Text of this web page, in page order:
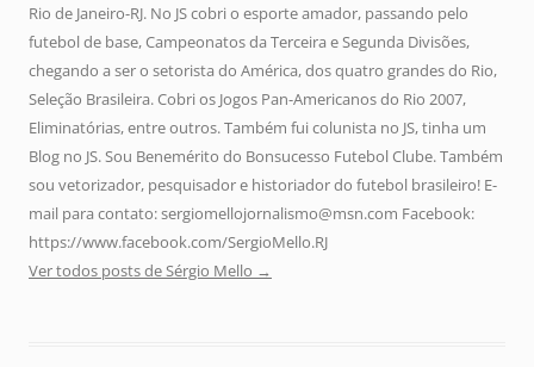
Rio de Janeiro-RJ. No JS cobri o esporte amador, passando pelo
futebol de base, Campeonatos da Terceira e Segunda Divisões,
chegando a ser o setorista do América, dos quatro grandes do Rio,
Seleção Brasileira. Cobri os Jogos Pan-Americanos do Rio 2007,
Eliminatórias, entre outros. Também fui colunista no JS, tinha um
Blog no JS. Sou Benemérito do Bonsucesso Futebol Clube. Também
sou vetorizador, pesquisador e historiador do futebol brasileiro! E-
mail para contato: sergiomellojornalismo@msn.com Facebook:
https://www.facebook.com/SergioMello.RJ
Ver todos posts de Sérgio Mello →